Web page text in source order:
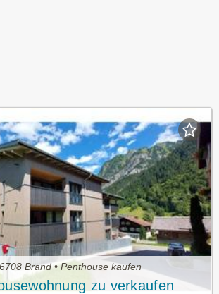
Brand • Penthouse kaufen
zu verkaufen